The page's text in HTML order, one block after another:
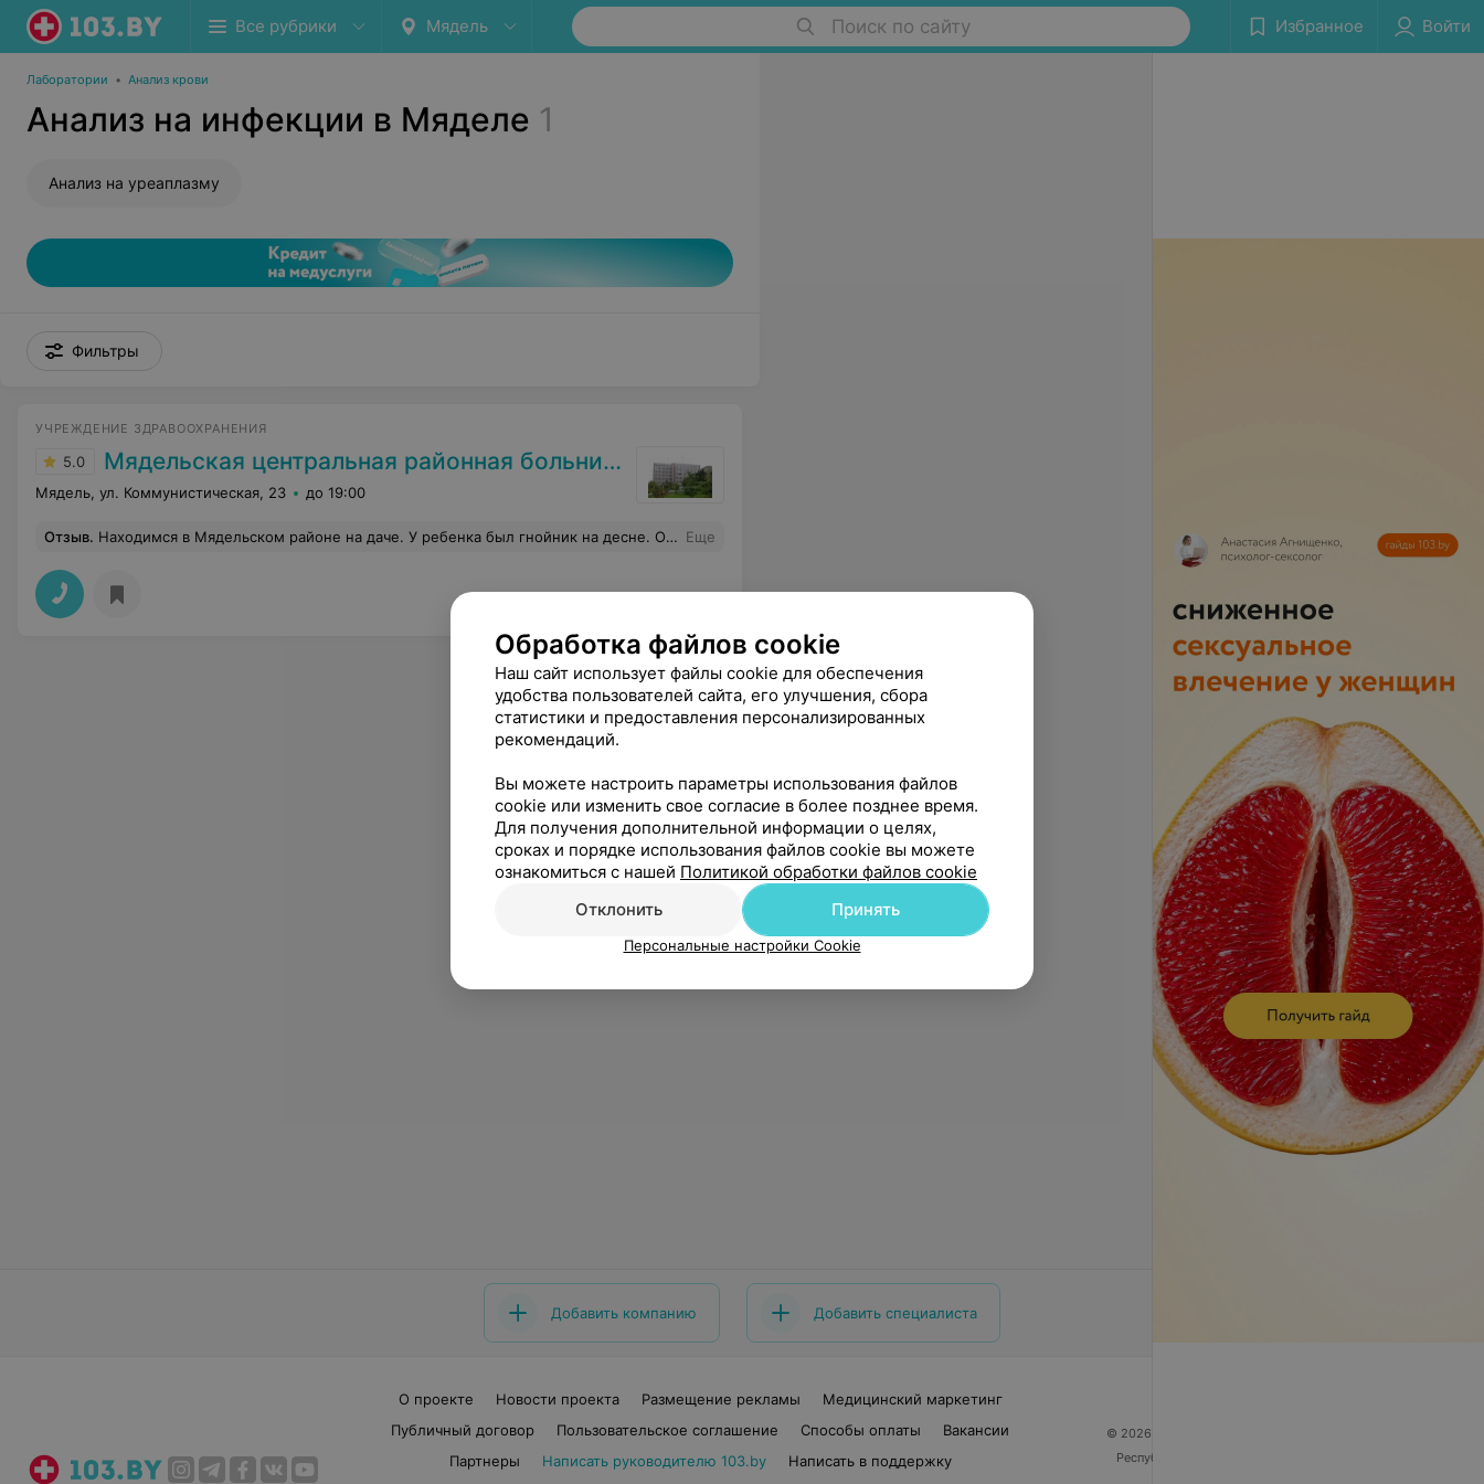
Все рубрики Мядель Поиск по сайту Избранное Войти
Лаборатории • Анализ крови
Анализ на инфекции в Мяделе 1
Анализ на уреаплазму
Фильтры
УЧРЕЖДЕНИЕ ЗДРАВООХРАНЕНИЯ
5.0 Мядельская центральная районная больница
Мядель, ул. Коммунистическая, 23 до 19:00
Отзыв. Находимся в Мядельском районе на даче. У ребенка был гнойник на десне. Обратились в Мядельскую ЦРБ. Приняли без проблем и вопросов. Стоматолог быстро обработала десну, дала рекомендации. Спасибо за оперативность и вежливость! Еще
Добавить компанию Добавить специалиста
О проекте Новости проекта Размещение рекламы
Медицинский маркетинг
Публичный договор
Пользовательское соглашение Способы оплаты
Вакансии
Партнеры
Написать руководителю 103.by
Написать в поддержку
© 2026 ООО «Артокс Лаб», УНП 191700409
Республика Беларусь, г. Минск, улица Толбухина, 2,
Обработка файлов cookie
Наш сайт использует файлы cookie для обеспечения
удобства пользователей сайта, его улучшения, сбора
статистики и предоставления персонализированных
рекомендаций.
Вы можете настроить параметры использования файлов
cookie или изменить свое согласие в более позднее время.
Для получения дополнительной информации о целях,
сроках и порядке использования файлов cookie вы можете
ознакомиться с нашей Политикой обработки файлов cookie
Отклонить
Принять
Персональные настройки Cookie